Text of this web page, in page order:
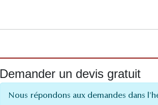
Demander un devis gratuit
Nous répondons aux demandes dans